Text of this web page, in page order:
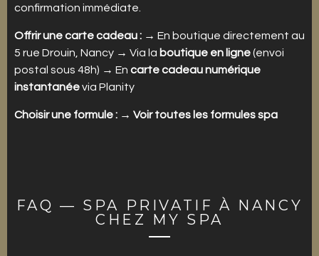
confirmation immédiate.
Offrir une carte cadeau : → En boutique directement au
5 rue Drouin, Nancy → Via la boutique en ligne(envoi
postal sous 48h) → En carte cadeau numérique
instantanéevia Planity
Choisir une formule : → Voir toutes les formules spa
FAQ — SPA PRIVATIF À NANCY
CHEZ MY SPA